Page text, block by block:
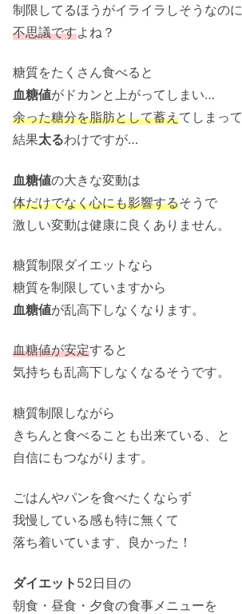
制限してるほうがイライラしそうなのに
不思議ですよね？
糖質をたくさん食べると
血糖値がドカンと上がってしまい…
余った糖分を脂肪として蓄えてしまって
結果太るわけですが…
血糖値の大きな変動は
体だけでなく心にも影響するそうで
激しい変動は健康に良くありません。
糖質制限ダイエットなら
糖質を制限していますから
血糖値が乱高下しなくなります。
血糖値が安定すると
気持ちも乱高下しなくなるそうです。
糖質制限しながら
きちんと食べることも出来ている、と
自信にもつながります。
ごはんやパンを食べたくならず
我慢している感も特に無くて
落ち着いています、良かった！
ダイエット 52日目の
朝食・昼食・夕食の食事メニューを